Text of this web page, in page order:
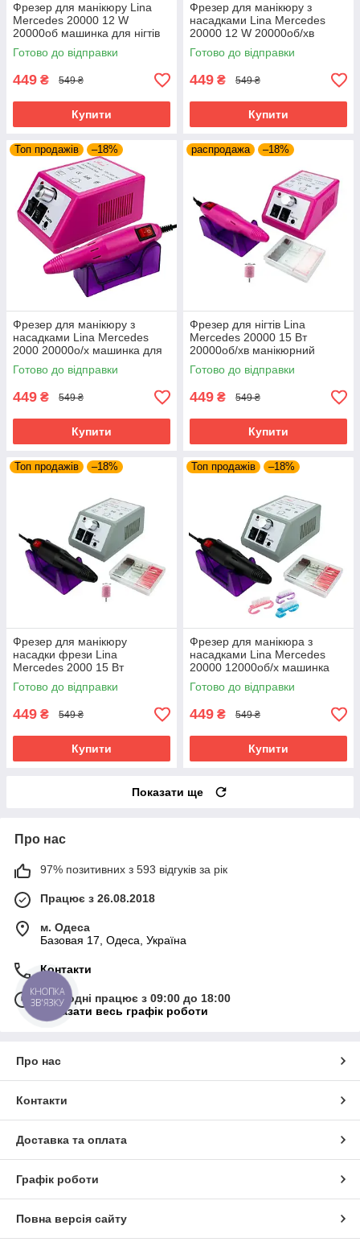
Фрезер для манікюру Lina
Mercedes 20000 12 W
20000об машинка для нігтів
шліфування лаку фрейзер
Ліна гарантія
Готово до відправки
449 ₴ 549 ₴
Купити
Фрезер для манікюру з
насадками Lina Mercedes
20000 12 W 20000об/хв
машинка для нігтів
шліфування лака Ліна 2000
Готово до відправки
449 ₴ 549 ₴
Купити
Топ продажів –18%
Фрезер для манікюру з
насадками Lina Mercedes
2000 20000о/х машинка для
нігтів гель лаку фрейзер Ліна
гарантія
Готово до відправки
449 ₴ 549 ₴
Купити
распродажа –18%
Фрезер для нігтів Lina
Mercedes 20000 15 Вт
20000об/хв манікюрний
фрейзер Ліна фрейзер для
манікюру
Готово до відправки
449 ₴ 549 ₴
Купити
Топ продажів –18%
Фрезер для манікюру
насадки фрези Lina
Mercedes 2000 15 Вт
20000об/хв потужний
манікюрний фрейзер Ліна
Готово до відправки
449 ₴ 549 ₴
Купити
Топ продажів –18%
Фрезер для манікюра з
насадками Lina Mercedes
20000 12000об/х машинка
для нігтів шліфував лака Ліна
2000 гарантія
Готово до відправки
449 ₴ 549 ₴
Купити
Показати ще
Про нас
97% позитивних з 593 відгуків за рік
Працює з 26.08.2018
м. Одеса
Базовая 17, Одеса, Україна
Контакти
Сьогодні працює з 09:00 до 18:00
Показати весь графік роботи
Про нас
Контакти
Доставка та оплата
Графік роботи
Повна версія сайту
КНОПКА
ЗВ'ЯЗКУ